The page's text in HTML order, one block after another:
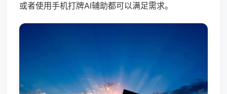
或者使用手机打牌AI辅助都可以满足需求。